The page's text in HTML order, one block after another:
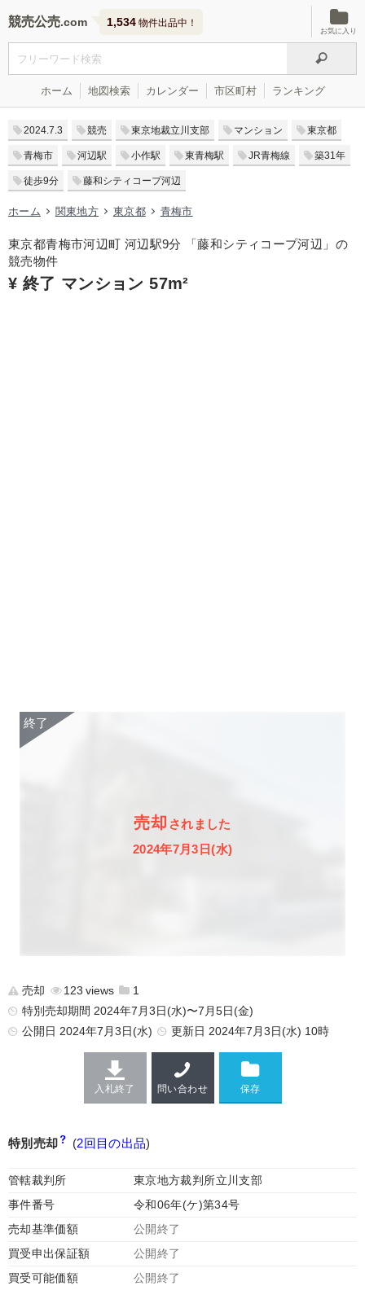
競売公売 1,534 物件出品中！
お気に入り
ホーム 地図検索 カレンダー 市区町村 ランキング
2024.7.3 競売 東京地裁立川支部 マンション 東京都
青梅市 河辺駅 小作駅 東青梅駅 JR青梅線 築31年
徒歩9分 藤和シティコープ河辺
ホーム 関東地方 東京都 青梅市
東京都青梅市河辺町 河辺駅9分 「藤和シティコープ河辺」の
競売物件
¥ 終了 マンション 57m²
売却 されました
2024年7月3日(水)
売却 123
1
特別売却期間 2024年7月3日(水)〜7月5日(金)
公開日 2024年7月3日(水) 更新日 2024年7月3日(水) 10時
入札終了 問い合わせ
特別売却 (2回目の出品)
管轄裁判所
東京地方裁判所立川支部
事件番号
令和06年(ケ)第34号
売却基準価額
公開終了
買受申出保証額
公開終了
買受可能価額
公開終了